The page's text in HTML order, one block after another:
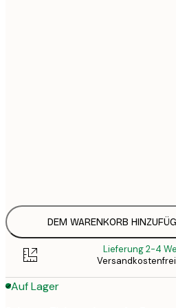
DEM WARENKORB
Lieferung 2-4
Auf Lager